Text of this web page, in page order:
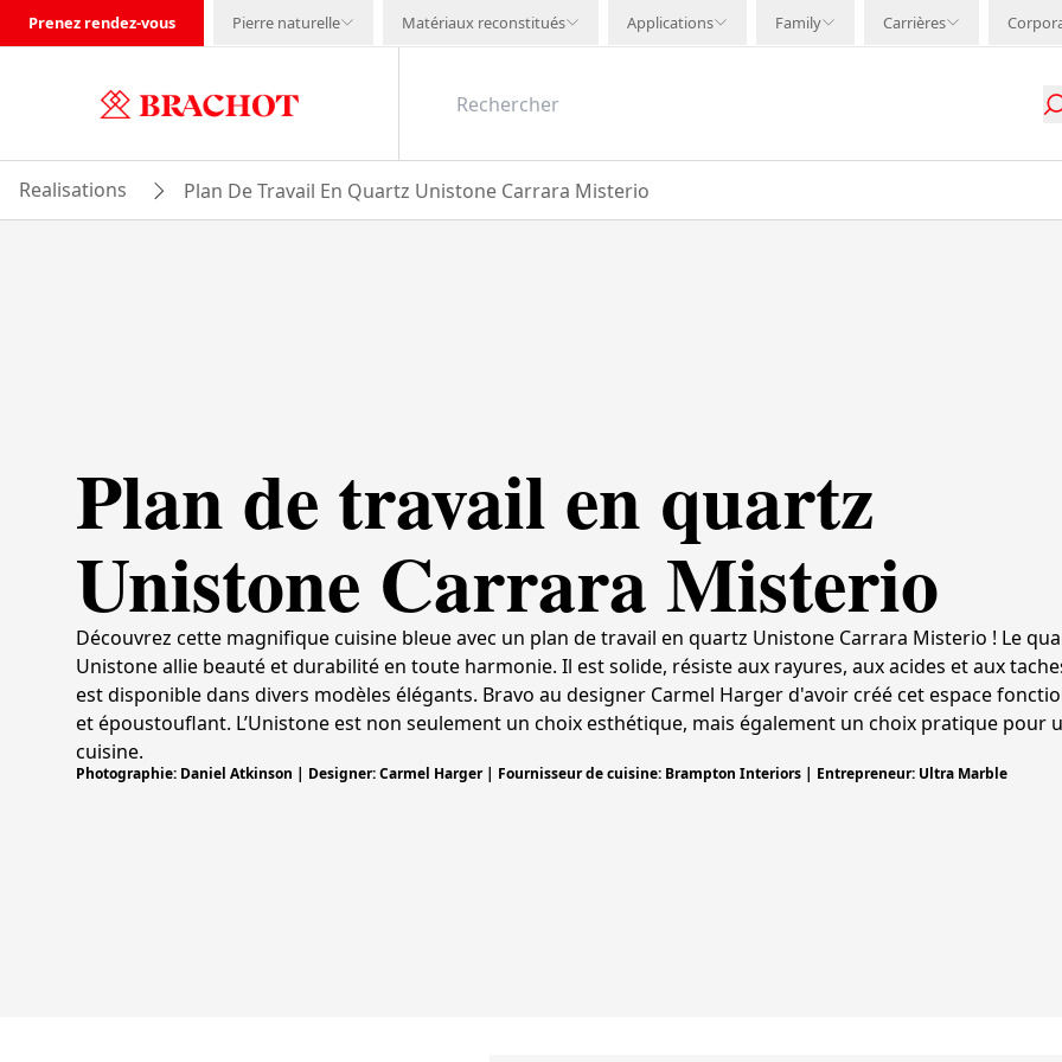
Prenez rendez-vous Pierre naturelle Matériaux reconstitués Applications Family Carrières
Realisations Plan De Travail En Quartz Unistone Carrara Misterio
Plan de travail en quartz
Unistone Carrara Misterio
Découvrez cette magnifique cuisine bleue avec un plan de travail en quartz Unistone Carrara Misterio ! Le
Unistone allie beauté et durabilité en toute harmonie. Il est solide, résiste aux rayures, aux acides et aux
est disponible dans divers modèles élégants. Bravo au designer Carmel Harger d'avoir créé cet espace
et époustouflant. L’Unistone est non seulement un choix esthétique, mais également un choix pratique pour
cuisine.
Photographie: Daniel Atkinson | Designer: Carmel Harger | Fournisseur de cuisine: Brampton Interiors | Entrepreneur: Ultra Marble